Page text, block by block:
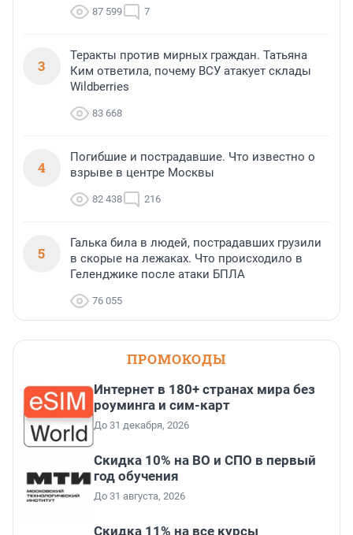
87 599 7
3
Теракты против мирных граждан. Татьяна
Ким ответила, почему ВСУ атакует склады
Wildberries
83 668
4
Погибшие и пострадавшие. Что известно о
взрыве в центре Москвы
82 438 216
5
Галька била в людей, пострадавших грузили
в скорые на лежаках. Что происходило в
Геленджике после атаки БПЛА
76 055
ПРОМОКОДЫ
Интернет в 180+ странах мира без
роуминга и сим-карт
До 31 декабря, 2026
Скидка 10% на ВО и СПО в первый
год обучения
До 31 августа, 2026
Скидка 11% на все курсы